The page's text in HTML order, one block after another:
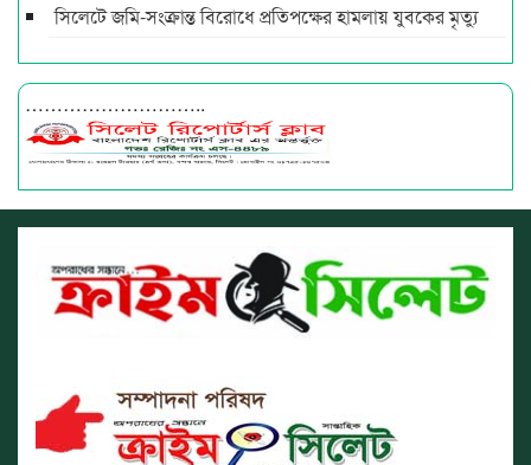
সিলেটে জমি-সংক্রান্ত বিরোধে প্রতিপক্ষের হামলায় যুবকের মৃত্যু
………………………..